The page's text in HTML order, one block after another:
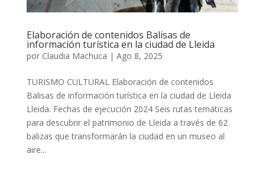
Elaboración de contenidos Balisas de
información turística en la ciudad de Lleida
por Claudia Machuca | Ago 8, 2025
TURISMO CULTURAL Elaboración de contenidos
Balisas de información turística en la ciudad de Lleida
Lleida. Fechas de ejecución 2024 Seis rutas temáticas
para descubrir el patrimonio de Lleida a través de 62
balizas que transformarán la ciudad en un museo al
aire...